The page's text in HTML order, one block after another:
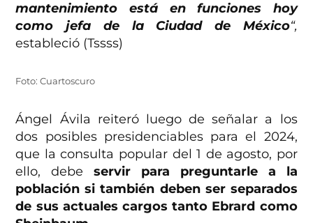
mantenimiento está en funciones hoy
como jefa de la Ciudad de México“,
estableció (Tssss)
Foto: Cuartoscuro
Ángel Ávila reiteró luego de señalar a los
dos posibles presidenciables para el 2024,
que la consulta popular del 1 de agosto, por
ello, debeservir para preguntarle a la
población si también deben ser separados
de sus actuales cargos tanto Ebrard como